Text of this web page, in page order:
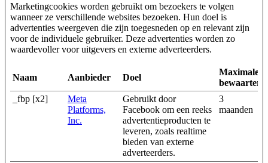
Marketingcookies worden gebruikt om bezoekers te volgen
wanneer ze verschillende websites bezoeken. Hun doel is
advertenties weergeven die zijn toegesneden op en relevant zijn
voor de individuele gebruiker. Deze advertenties worden zo
waardevoller voor uitgevers en externe adverteerders.
Naam Aanbieder Doel
Maximale
_fbp [x2]
Meta
Platforms,
Inc.
Gebruikt door
Facebook om een reeks
advertentieproducten te
leveren, zoals realtime
bieden van externe
adverteerders.
3
maanden